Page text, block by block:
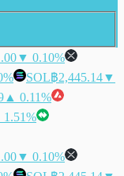
▼ 0.10%
SOL฿2,445.14▼
▲ 0.11%
▼ 0.10%